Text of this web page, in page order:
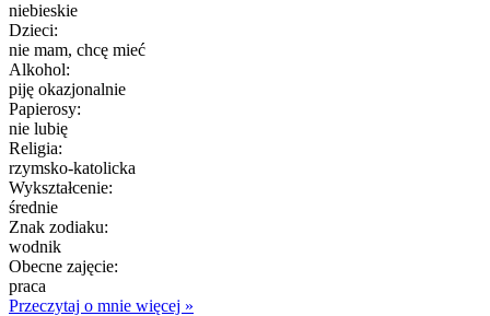
niebieskie
Dzieci:
nie mam, chcę mieć
Alkohol:
piję okazjonalnie
Papierosy:
nie lubię
Religia:
rzymsko-katolicka
Wykształcenie:
średnie
Znak zodiaku:
wodnik
Obecne zajęcie:
praca
Przeczytaj o mnie więcej »